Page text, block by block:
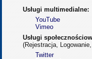
Usługi multimedialne:
YouTube
Vimeo
Usługi
(Rejestracja,
Twitter